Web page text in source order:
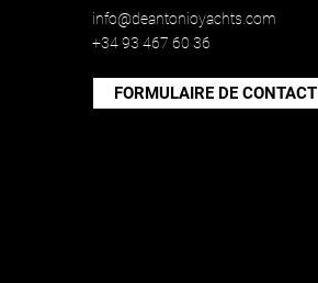
info@deantonioyachts.com
+34 93 467 60 36
FORMULAIRE DE CONTACT